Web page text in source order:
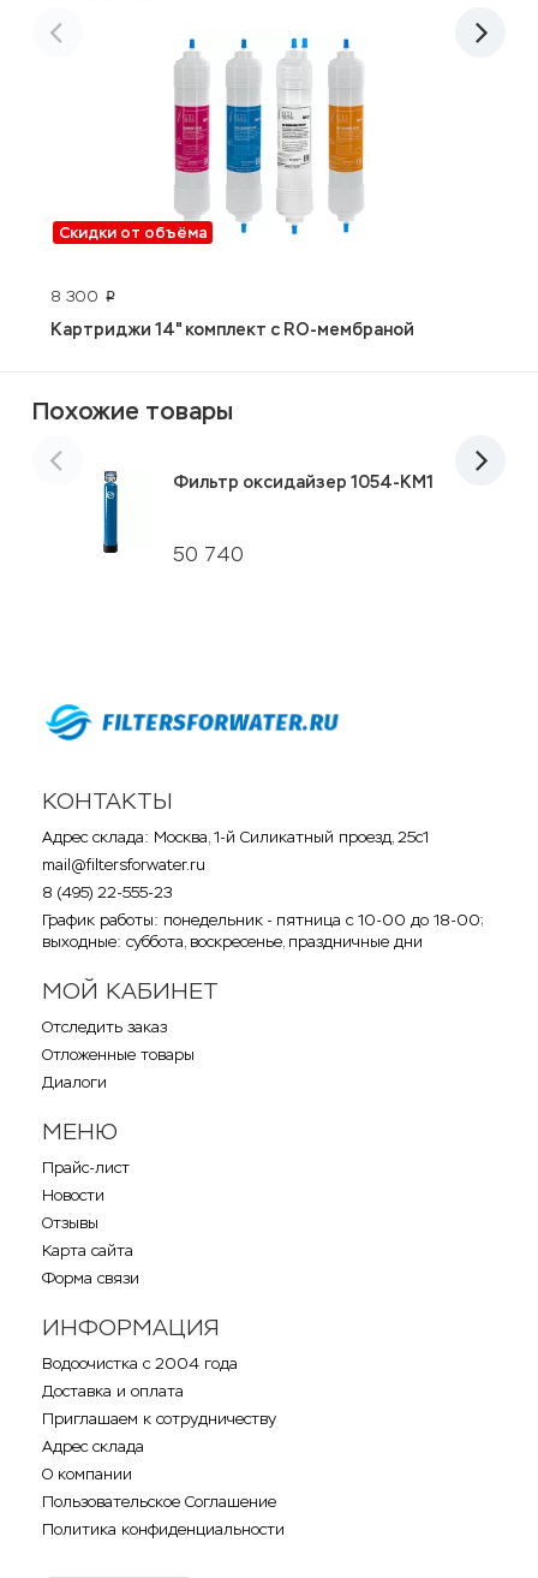
Скидки от объёма
8 300 p
Картриджи 14" комплект с RO-мембраной
Похожие товары
50 740
Фильтр оксидайзер 1054-KM1
КОНТАКТЫ
Адрес склада: Москва, 1-й Силикатный проезд, 25с1
mail@filtersforwater.ru
8 (495) 22-555-23
График работы: понедельник - пятница с 10-00 до 18-00;
выходные: суббота, воскресенье, праздничные дни
МОЙ КАБИНЕТ
Отследить заказ
Отложенные товары
Диалоги
МЕНЮ
Прайс-лист
Новости
Отзывы
Карта сайта
Форма связи
ИНФОРМАЦИЯ
Водоочистка с 2004 года
Доставка и оплата
Приглашаем к сотрудничеству
Адрес склада
О компании
Пользовательское Соглашение
Политика конфиденциальности